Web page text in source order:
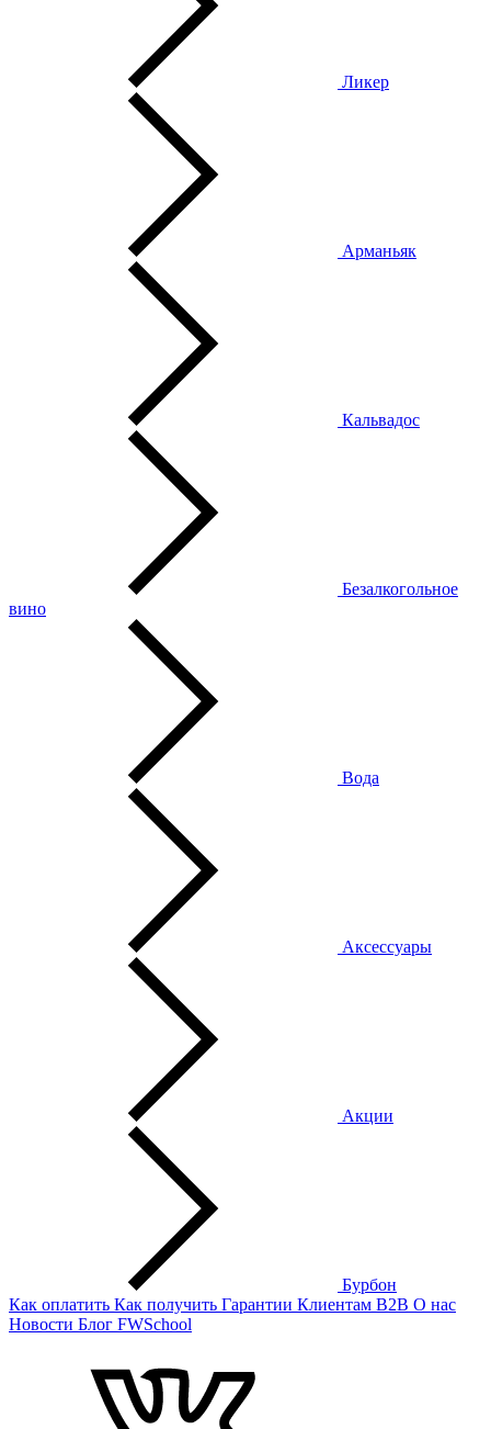
Ликер
Арманьяк
Кальвадос
Безалкогольное
вино
Вода
Аксессуары
Акции
Бурбон
Как оплатить Как получить Гарантии Клиентам B2B О нас
Новости Блог FWSchool